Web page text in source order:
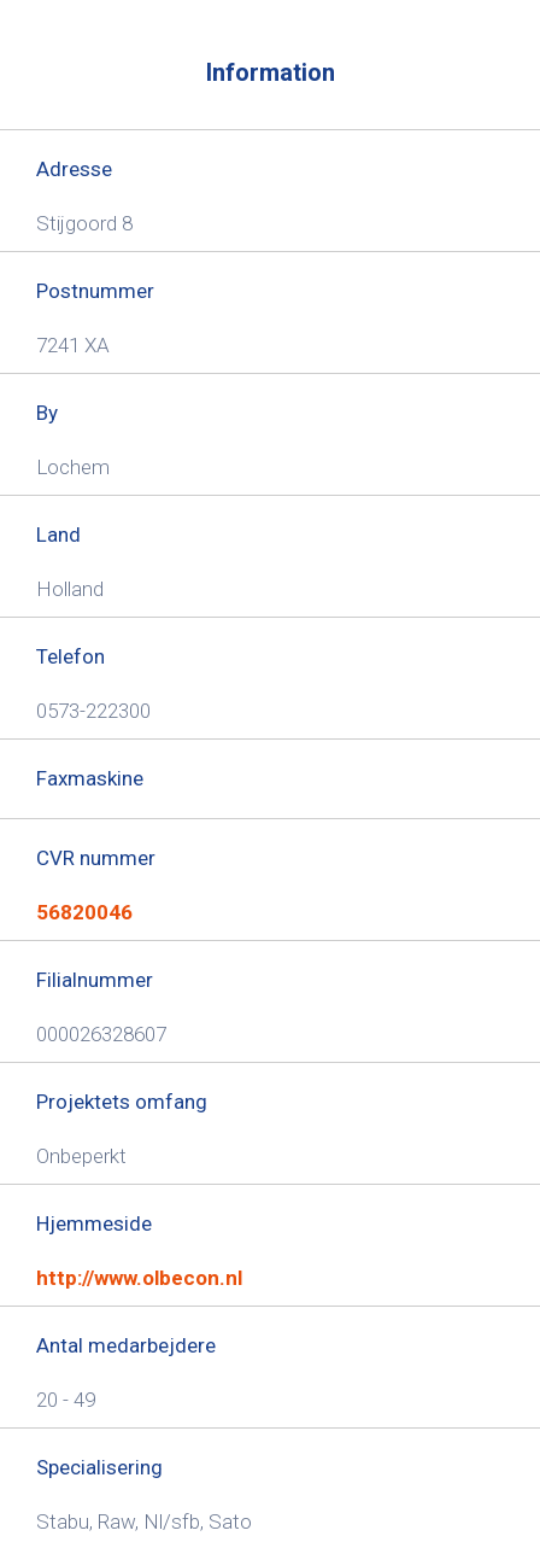
Information
Adresse
Stijgoord 8
Postnummer
7241 XA
By
Lochem
Land
Holland
Telefon
0573-222300
Faxmaskine
CVR nummer
56820046
Filialnummer
000026328607
Projektets omfang
Onbeperkt
Hjemmeside
http://www.olbecon.nl
Antal medarbejdere
20 - 49
Specialisering
Stabu, Raw, Nl/sfb, Sato